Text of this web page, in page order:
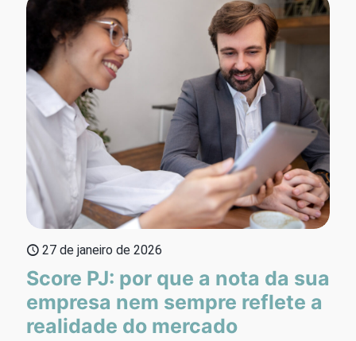
27 de janeiro de 2026
Score PJ: por que a nota da sua
empresa nem sempre reflete a
realidade do mercado